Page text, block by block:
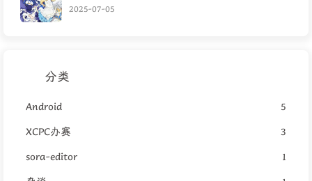
2025-07-05
分类
Android
5
XCPC办赛
3
sora-editor
1